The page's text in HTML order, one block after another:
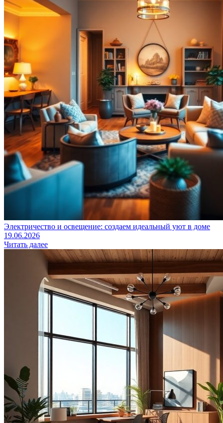
Электричество и освещение: создаем идеальный уют в доме
19.06.2026
Читать далее